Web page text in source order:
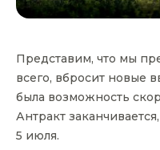
Представим, что мы
всего, вбросит новые
была возможность
Антракт
5 июля.